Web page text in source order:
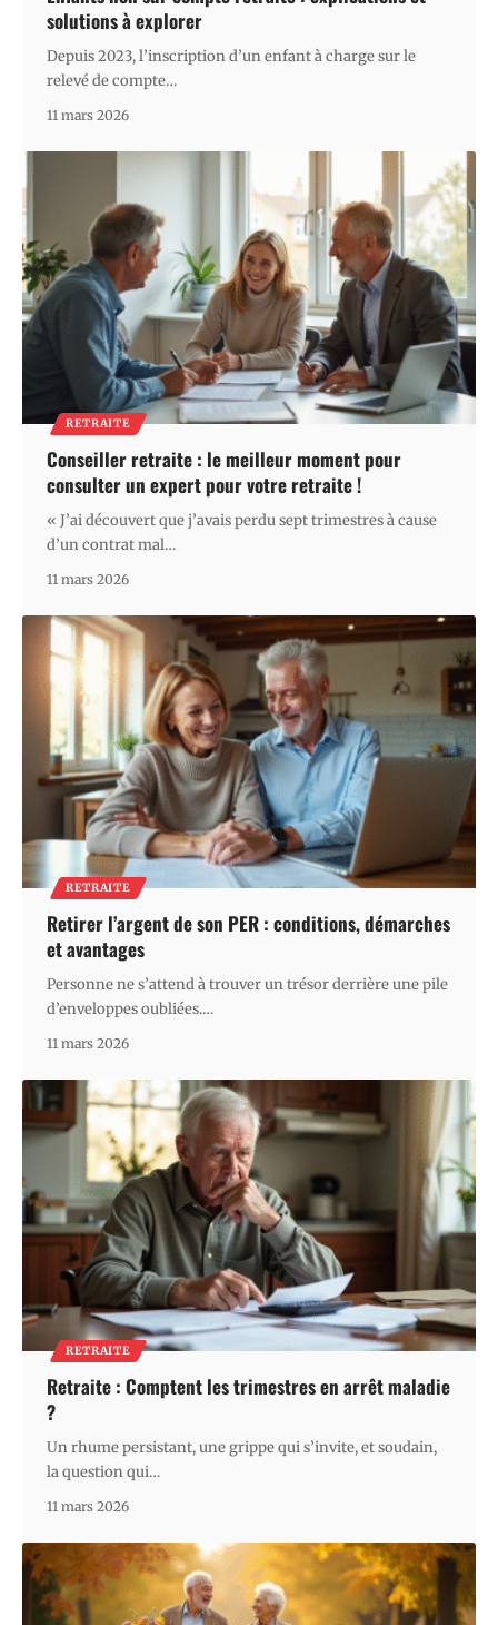
solutions à explorer
Depuis 2023, l’inscription d’un enfant à charge sur le
relevé de compte…
11 mars 2026
RETRAITE
Conseiller retraite : le meilleur moment pour
consulter un expert pour votre retraite !
« J’ai découvert que j’avais perdu sept trimestres à cause
d’un contrat mal…
11 mars 2026
RETRAITE
Retirer l’argent de son PER : conditions, démarches
et avantages
Personne ne s’attend à trouver un trésor derrière une pile
d’enveloppes oubliées.…
11 mars 2026
RETRAITE
Retraite : Comptent les trimestres en arrêt maladie
?
Un rhume persistant, une grippe qui s’invite, et soudain,
la question qui…
11 mars 2026